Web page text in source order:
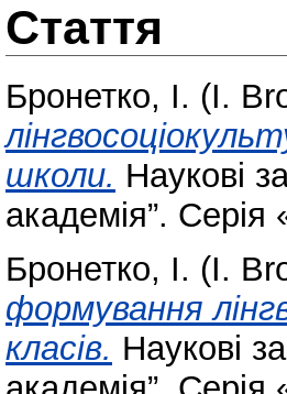
Стаття
Бронетко, І. (I.
школи. Наукові
академія”.
Бронетко, І. (I.
формування
класів. Наукові